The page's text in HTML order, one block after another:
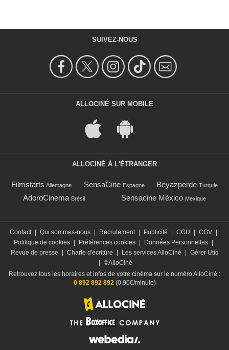
SUIVEZ-NOUS
ALLOCINÉ SUR MOBILE
ALLOCINÉ À L'ÉTRANGER
Filmstarts Allemagne SensaCine Espagne Beyazperde Turquie
AdoroCinema Brésil Sensacine México Mexique
Contact Qui sommes-nous Recrutement Publicité CGU CGV
Politique de cookies
Préférences cookies Données Personnelles
Revue de presse
Charte d'écriture Les services AlloCiné
Gérer Utiq
©AlloCiné
Retrouvez tous les horaires et infos de votre cinéma sur le numéro AlloCiné :
0 892 892 892(0,90€/minute)